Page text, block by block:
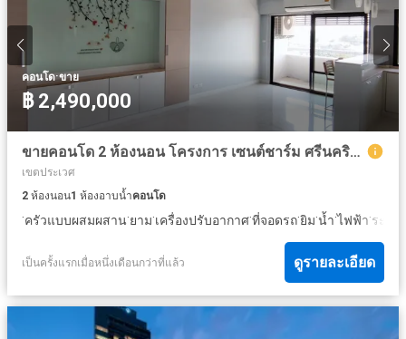
คอนโด·ขาย
฿ 2,490,000
ขายคอนโด 2 ห้องนอน โครงการ เซนต์ชาร์ม ศรีนครินทร์ REF : A17240306
เขตประเวศ
2 ห้องนอน1 ห้องอาบน้ำคอนโด
·ครัวแบบผสมผสาน·ยาม·เครื่องปรับอากาศ·ที่จอดรถ·ยิม·น้ำ·ไฟฟ้า·ระเบี
เป็นครั้งแรกเมื่อหนึ่งเดือนกว่าที่แล้ว ดูรายละเอียด